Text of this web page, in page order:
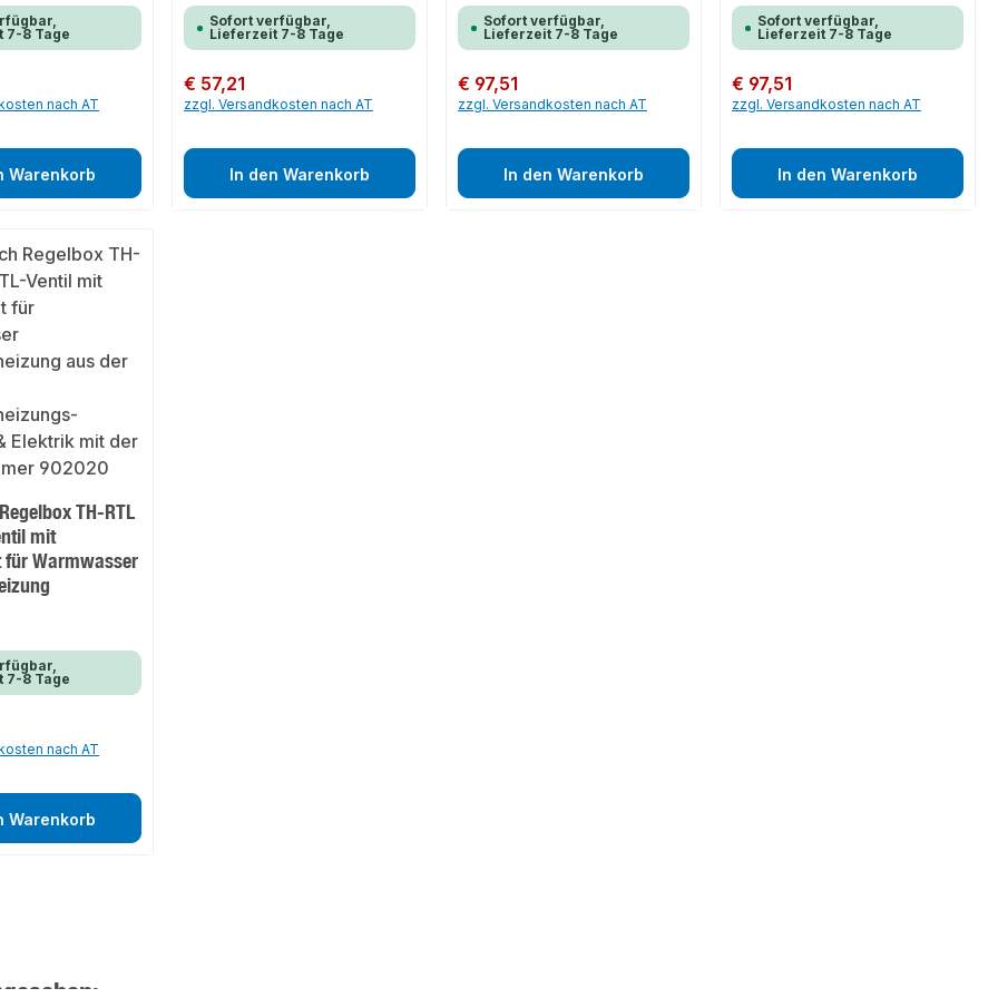
7-8 Tage
nach AT
Warenkorb
Sofort verfügbar,
Lieferzeit 7-8 Tage
Regulärer Preis:
€ 57,21
zzgl. Versandkosten nach AT
In den Warenkorb
Sofort verfügbar,
Lieferzeit 7-8 Tage
Regulärer Preis:
€ 97,51
zzgl. Versandkosten nach AT
In den Warenkorb
Sofort verfügbar,
Lieferzeit 7-8 Tage
Regulärer Preis:
€ 97,51
zzgl. Versandkosten nach AT
In den Warenkorb
TH-RTL
mit
für Warmwasser
7-8 Tage
nach AT
Warenkorb